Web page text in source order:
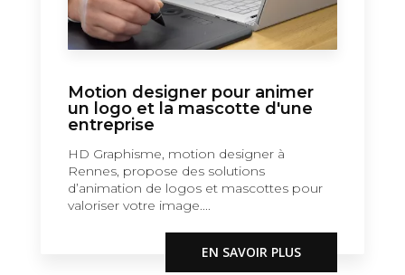
Motion designer pour animer
un logo et la mascotte d'une
entreprise
HD Graphisme, motion designer à
Rennes, propose des solutions
d’animation de logos et mascottes pour
valoriser votre image....
EN SAVOIR PLUS